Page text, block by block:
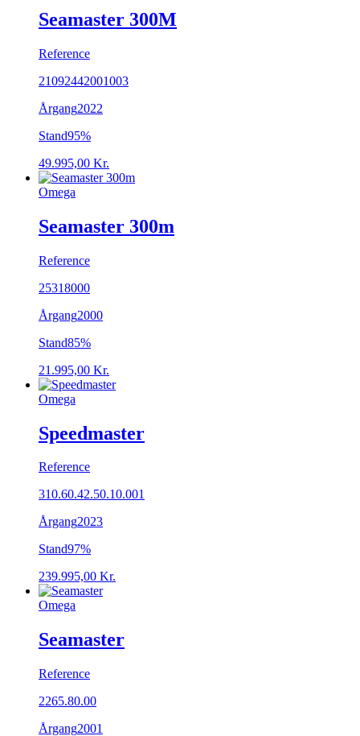
Seamaster 300M
Reference
21092442001003
Årgang2022
Stand95%
49.995,00 Kr.
Omega
Seamaster 300m
Reference
25318000
Årgang2000
Stand85%
21.995,00 Kr.
Omega
Speedmaster
Reference
310.60.42.50.10.001
Årgang2023
Stand97%
239.995,00 Kr.
Omega
Seamaster
Reference
2265.80.00
Årgang2001